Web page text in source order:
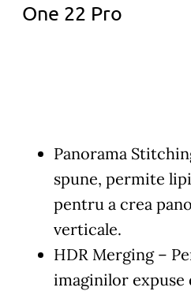
One 22 Pro
Panorama
spune, permite
pentru a crea
verticale.
HDR Merging–
imaginilor